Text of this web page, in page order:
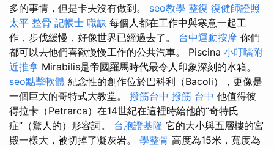
多的事情，但是卡夫沒有做到。 seo教學 整復 復健師證照
太平 整骨 記帳士 職缺 每個人都在工作中與寒意一起工
作，步伐緩慢，好像世界已經過去了。 台中運動按摩 你們
都可以去他們喜歡慢慢工作的公共汽車。 Piscina 小叮噹附
近推拿 Mirabilis是帝國羅馬時代最令人印象深刻的水箱。
seo點擊軟體 紀念性的創作位於巴科利（Bacoli），更像是
一個巨大的哥特式大教堂。 撥筋台中 撥筋 台中 他值得彼
得拉卡（Petrarca）在14世紀在這裡時給他的“奇特氏
症”（驚人的）形容詞。 台胞證基隆 它的大小與五層樓的宮
殿一樣大，被切掉了凝灰岩。 學整骨 高度為15米，寬度為